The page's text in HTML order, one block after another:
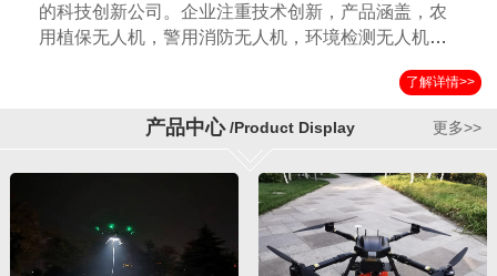
的科技创新公司。企业注重技术创新，产品涵盖，农
用植保无人机，警用消防无人机，环境检测无人机，
流配送无人机，军用特种无人机等多种应用机型。公
司自成立以来以其独特的设计方案，严格的检验标准
获得国内外客户的一致好评。
了解详情>>
产品中心 /Product Display 更多>>